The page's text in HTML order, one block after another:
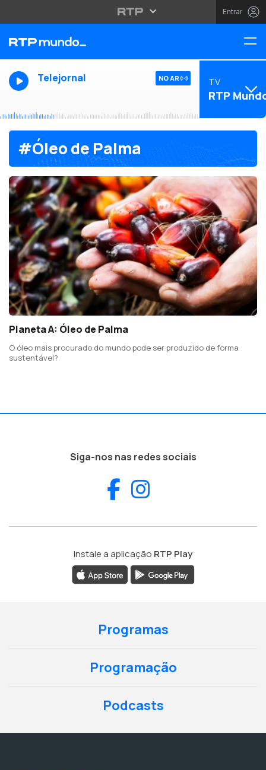
Entrar
Telejornal NO AR TV
RTP
#Óleo de Palma
Planeta A: Óleo de Palma
O óleo mais procurado do mundo pode ser produzido de forma
sustentável?
Siga-nos nas redes sociais
Facebook
Instale a aplicação RTP Play
Programas
Programação
Podcasts